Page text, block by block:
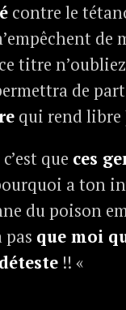
contre le
de
titre
de
qui rend libre
que ces
a ton
du poison
pas que moi
!! «